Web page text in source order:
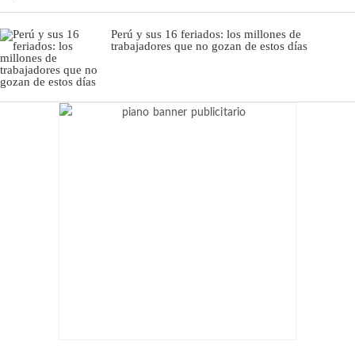
Perú y sus 16 feriados: los millones de
trabajadores que no gozan de estos días